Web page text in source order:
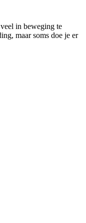
in beweging te
maar soms doe je er